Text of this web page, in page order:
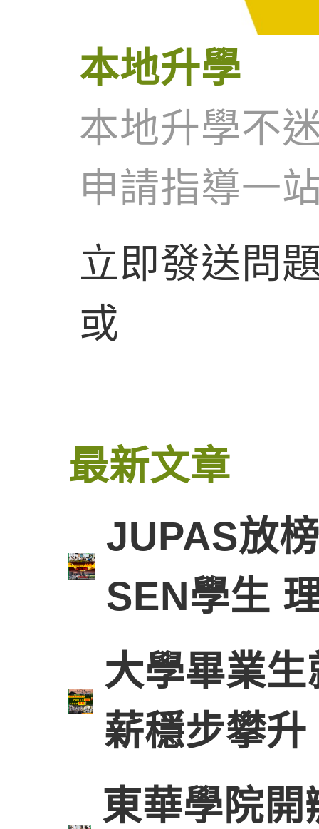
本地升學
本地升學不
申請指導一
立即發送問
或
最新文章
JUPAS放
SEN學生
大學畢業
薪穩步攀
東華學院